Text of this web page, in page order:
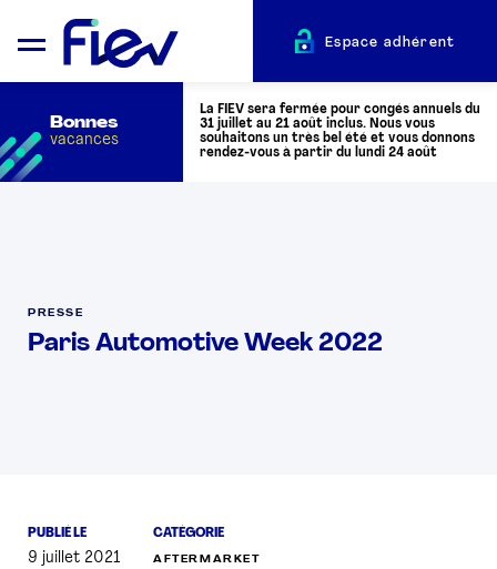
PRESSE
Espace adhérent
Bonnes
vacances
La FIEV sera fermée pour congés annuels du
31 juillet au 21 août inclus. Nous vous
souhaitons un très bel été et vous donnons
rendez-vous à partir du lundi 24 août
PRESSE
Paris Automotive Week 2022
PUBLIÉ LE
9 juillet 2021
CATÉGORIE
AFTERMARKET